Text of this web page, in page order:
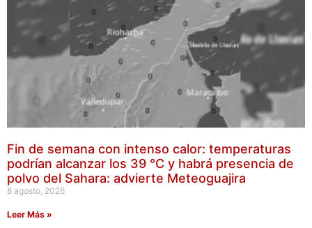
Fin de semana con intenso calor: temperaturas
podrían alcanzar los 39 °C y habrá presencia de
polvo del Sahara: advierte Meteoguajira
8 agosto, 2026
Leer Más »